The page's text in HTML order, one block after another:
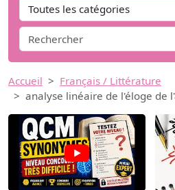
Accueil
Français / Littérature
analyse linéaire de l'éloge de